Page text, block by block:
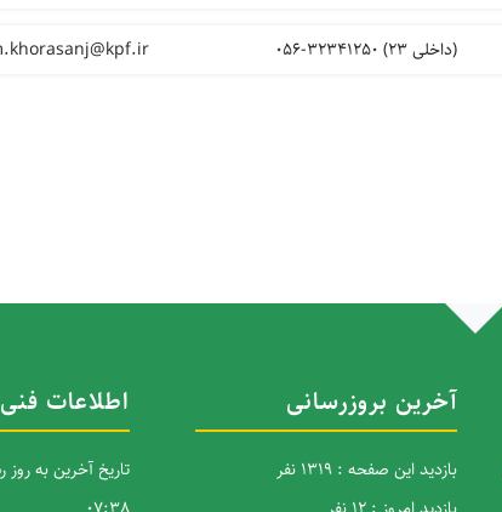
(داخلی 23) 32341250-056
آخرین بروزرسانی
بازدید این صفحه : 1319 نفر
اطلاعات فنی